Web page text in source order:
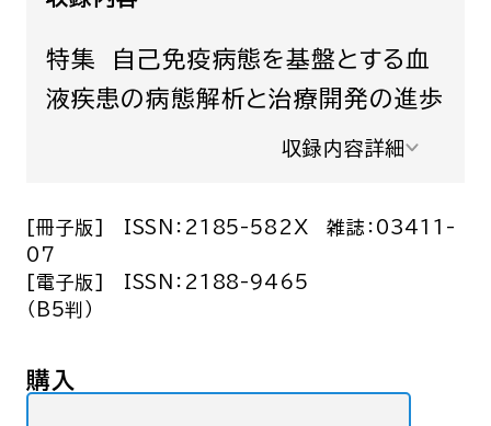
特集 自己免疫病態を基盤とする血
液疾患の病態解析と治療開発の進歩
収録内容詳細
[冊子版] ISSN：2185-582X
雑誌：03411-
07
[電子版]
ISSN：2188-9465
（B5判）
購入